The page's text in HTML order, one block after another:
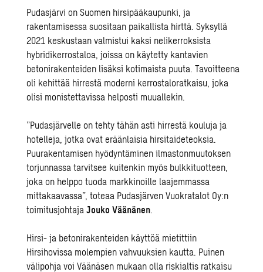
Pudasjärvi on Suomen hirsipääkaupunki, ja
rakentamisessa suositaan paikallista hirttä. Syksyllä
2021 keskustaan valmistui kaksi nelikerroksista
hybridikerrostaloa, joissa on käytetty kantavien
betonirakenteiden lisäksi kotimaista puuta. Tavoitteena
oli kehittää hirrestä moderni kerrostaloratkaisu, joka
olisi monistettavissa helposti muuallekin.
”Pudasjärvelle on tehty tähän asti hirrestä kouluja ja
hotelleja, jotka ovat eräänlaisia hirsitaideteoksia.
Puurakentamisen hyödyntäminen ilmastonmuutoksen
torjunnassa tarvitsee kuitenkin myös bulkkituotteen,
joka on helppo tuoda markkinoille laajemmassa
mittakaavassa”, toteaa Pudasjärven Vuokratalot Oy:n
toimitusjohtajaJouko Väänänen.
Hirsi- ja betonirakenteiden käyttöä mietittiin
Hirsihovissa molempien vahvuuksien kautta. Puinen
välipohja voi Väänäsen mukaan olla riskialtis ratkaisu